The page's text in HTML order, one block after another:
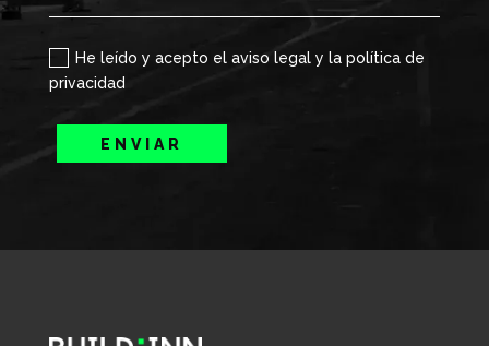
He leído y acepto el aviso legal y la política de
privacidad
ENVIAR